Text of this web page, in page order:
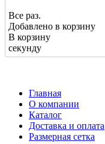
Все раз.
Добавлено в корзину
В корзину
секунду
Главная
О компании
Каталог
Доставка и оплата
Размерная сетка